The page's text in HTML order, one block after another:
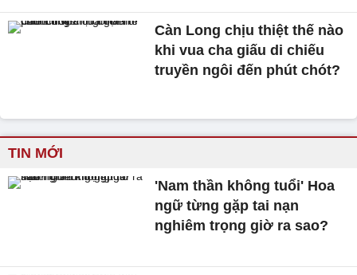
Càn Long chịu thiệt thế nào
khi vua cha giấu di chiếu
truyền ngôi đến phút chót?
TIN MỚI
'Nam thần không tuổi' Hoa
ngữ từng gặp tai nạn
nghiêm trọng giờ ra sao?